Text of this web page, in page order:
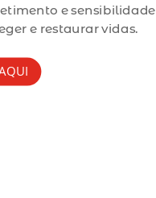
e sensibilidade
e restaurar vidas.